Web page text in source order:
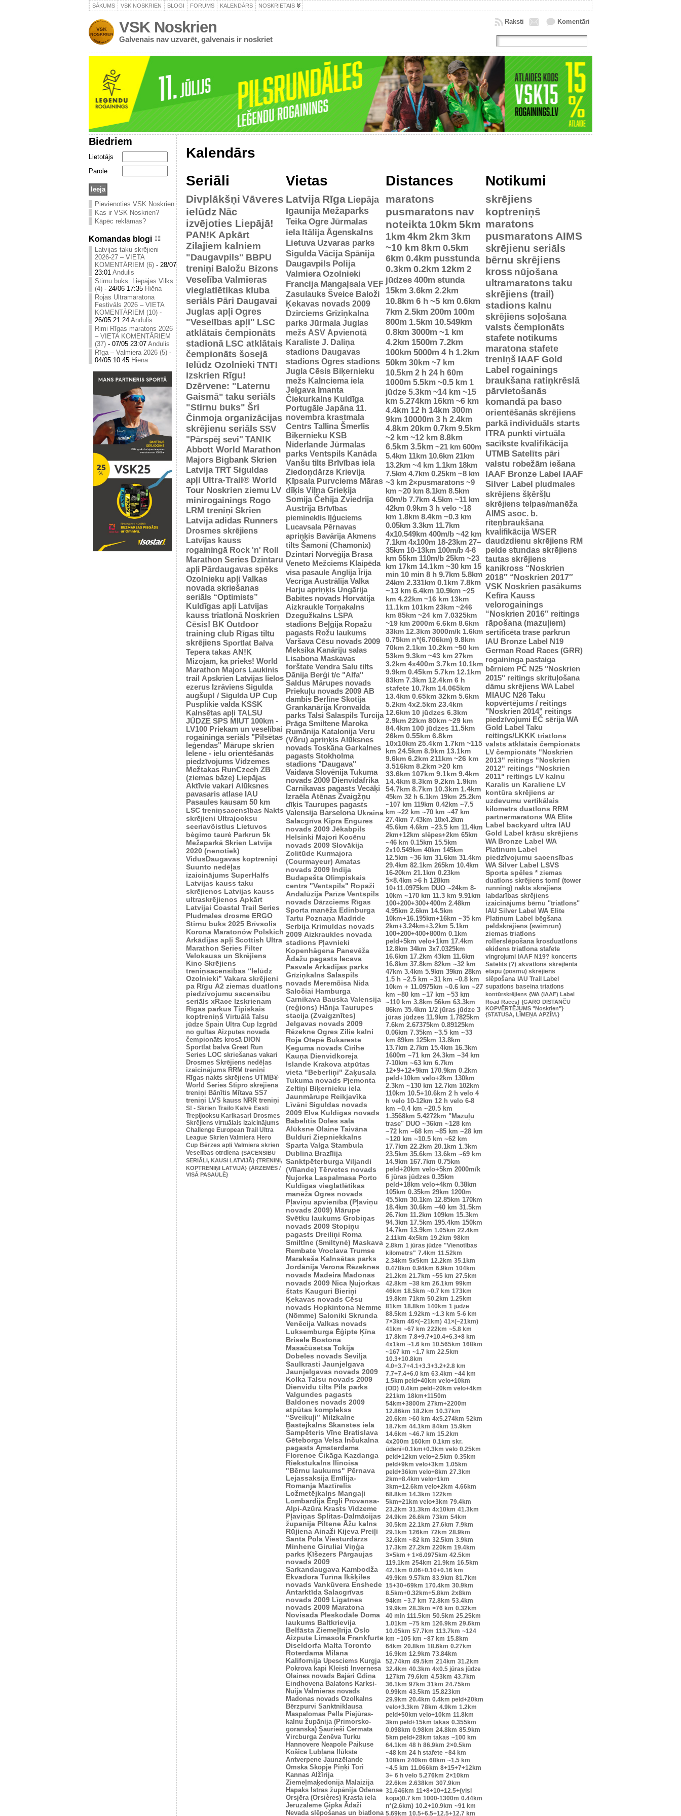
SĀKUMS VSK NOSKRIEN BLOGI FORUMS KALENDĀRS NOSKRIETAIS
VSK Noskrien
Galvenais nav uzvarēt, galvenais ir noskriet
Komentāri
Raksti
Biedriem
Lietotājs
Parole
Pievienoties VSK Noskrien
Kas ir VSK Noskrien?
Kāpēc reklāmas?
Komandas blogi
Latvijas taku skrējieni
2026-27 – VIETA
KOMENTĀRIEM (6) - 28/07
23:01 Andulis
Stirnu buks. Liepājas Vilks.
(4) - 24/06 17:35 Hiēna
Rojas Ultramaratona
Festivāls 2026 – VIETA
KOMENTĀRIEM (10) -
26/05 21:24 Andulis
Rimi Rīgas maratons 2026
– VIETA KOMENTĀRIEM
(37) - 07/05 23:07 Andulis
Rīga – Valmiera 2026 (5) -
04/05 10:45 Hiēna
Kalendārs
Seriāli
Divplākšņi Vāveres
ielūdz Nāc
izvējoties Liepājā!
PAN!K Apkārt
Zilajiem kalniem
"Daugavpils" BBPU
treniņi Baložu Bizons
Veselība Valmieras
vieglatlētikas kluba
seriāls Pāri Daugavai
Juglas apļi Ogres
"Veselības apļi" LSC
atklātais čempionāts
stadionā LSC atklātais
čempionāts šosejā
Ielūdz Ozolnieki TNT!
Izskrien Rīgu!
Dzērvene: "Laternu
Gaismā" taku seriāls
"Stirnu buks" Šri
Činmoja organizācijas
skrējienu seriāls SSV
"Pārspēj sevi" TAN!K
Abbott World Marathon
Majors Bigbank Skrien
Latvija TRT Siguldas
apļi Ultra-Trail® World
Tour Noskrien ziemu LV
minirogainings Rogo
LRM treniņi Skrien
Latvija adidas Runners
Drosmes skrējiens
Latvijas kauss
rogainingā Rock 'n' Roll
Marathon Series Dzintaru
apļi Pārdaugavas spēks
Ozolnieku apļi Valkas
novada skriešanas
seriāls “Optimists”
Kuldīgas apļi Latvijas
kauss triatlonā Noskrien
Cēsis! BK Outdoor
training club Rīgas tiltu
skrējiens Sportlat Balva
Tepera takas AN!K
Mizojam, ka prieks! World
Marathon Majors Laukinis
trail Apskrien Latvijas lielos
ezerus Izrāviens Sigulda
augšup! / Sigulda UP Cup
Pusplikie valda KSSK
Kalnsētas apļi TALSU
JŪDZE SPS MIUT 100km -
LV100 Priekam un veselībai
rogaininga seriāls "Pilsētas
leģendas" Mārupe skrien
Ielene - ielu orientēšanās
piedzīvojums Vidzemes
Mežtakas RunCzech ZB
(ziemas bāze) Liepājas
Aktīvie vakari Alūksnes
pavasaris atlase IAU
Pasaules kausam 50 km
LSC treniņsacensības Nakts
skrējieni Ultrajooksu
seeriavõistlus Lietuvos
bėgimo taurė Parkrun 5k
Mežaparkā Skrien Latvija
2020 (nenotiek)
VidusDaugavas koptreniņi
Suunto nedēļas
izaicinājums SuperHalfs
Latvijas kauss taku
skrējienos Latvijas kauss
ultraskrējienos Apkārt
Latvijai Coastal Trail Series
Pludmales drosme ERGO
Stirnu buks 2025 Brīvsolis
Korona Maratonów Polskich
Arkādijas apļi Scottish Ultra
Marathon Series Filter
Velokauss un Skrējiens
Kino Skrējiens
treniņsacensības “Ielūdz
Ozolnieki” Vakara skrējieni
pa Rīgu A2 ziemas duatlons
piedzīvojumu sacensību
seriāls xRace Izskrienam
Rīgas parkus Tipiskais
koptreniņš Virtuālā Talsu
jūdze Spain Ultra Cup Izgrūd
no gultas Aizputes novada
čempionāts krosā DION
Sportlat balva Great Run
Series LOC skriešanas vakari
Drosmes Skrējiens nedēļas
izaicinājums RRM treniņi
Rīgas nakts skrējiens UTMB®
World Series Stipro skrējiena
treniņi Bānītis Mītava SS7
treniņi LVS kauss NRR treniņi
S! - Skrien Trailo Kalvė Eesti
Trepijooksu Karikasari Drosmes
Skrējiens virtuālais izaicinājums
Challenge European Trail Ultra
League Skrien Valmiera Hero
Cup Bērzes apļi Valmiera skrien
Veselības otrdiena {SACENSĪBU
SERIĀLI, KAUSI LATVIJĀ} {TRENIŅI,
KOPTRENIŅI LATVIJĀ} {ĀRZEMĒS /
VISĀ PASAULĒ}
Vietas
Latvija Rīga Liepāja
Igaunija Mežaparks
Teika Ogre Jūrmalas
iela Itālija Āgenskalns
Lietuva Uzvaras parks
Sigulda Vācija Spānija
Daugavpils Polija
Valmiera Ozolnieki
Francija Mangaļsala VEF
Zasulauks Šveice Baloži
Ķekavas novads 2009
Dzirciems Grīziņkalna
parks Jūrmala Juglas
mežs ASV Apvienotā
Karaliste J. Daliņa
stadions Daugavas
stadions Ogres stadions
Jugla Cēsis Biķernieku
mežs Kalnciema iela
Jelgava Imanta
Čiekurkalns Kuldīga
Portugāle Japāna 11.
novembra krastmala
Centrs Tallina Šmerlis
Biķernieku KSB
Nīderlande Jūrmalas
parks Ventspils Kanāda
Vanšu tilts Brīvības iela
Ziedoņdārzs Krievija
Ķīpsala Purvciems Māras
dīķis Viļņa Grieķija
Somija Čehija Zviedrija
Austrija Brīvības
piemineklis Iļģuciems
Lucavsala Pērnavas
apriņķis Bavārija Akmens
tilts Šamonī (Chamonix)
Dzintari Norvēģija Brasa
Veneto Mežciems Klaipēda
visa pasaule Anglija Īrija
Vecrīga Austrālija Valka
Harju apriņķis Ungārija
Babītes novads Horvātija
Aizkraukle Torņakalns
Dzegužkalns LSPA
stadions Beļģija Ropažu
pagasts Rožu laukums
Varšava Cēsu novads 2009
Meksika Kanāriju salas
Lisabona Maskavas
forštate Vendra Salu tilts
Dānija Berģi t/c "Alfa"
Saldus Mārupes novads
Priekuļu novads 2009 AB
dambis Berlīne Skotija
Grankanārija Kronvalda
parks Talsi Salaspils Turcija
Prāga Smiltene Maroka
Rumānija Katalonija Veru
(Võru) apriņķis Alūksnes
novads Toskāna Garkalnes
pagasts Stokholma
stadions "Daugava"
Vaidava Slovēnija Tukuma
novads 2009 Dienvidāfrika
Carnikavas pagasts Vecāķi
Izraēla Atēnas Zvaigžņu
dīķis Taurupes pagasts
Valensija Barselona Ukraina
Salacgrīva Kipra Engures
novads 2009 Jēkabpils
Helsinki Majori Kocēnu
novads 2009 Slovākija
Zolitūde Kurmajora
(Courmayeur) Amatas
novads 2009 Indija
Budapešta Olimpiskais
centrs "Ventspils" Ropaži
Andalūzija Parīze Ventspils
novads Dārzciems Rīgas
Sporta manēža Edinburga
Tartu Poznaņa Madride
Serbija Krimuldas novads
2009 Aizkraukles novada
stadions Pļavnieki
Kopenhāgena Panevēža
Ādažu pagasts Iecava
Pasvale Arkādijas parks
Grīziņkalns Salaspils
novads Meremõisa Nida
Saločiai Hamburga
Carnikava Bauska Valensija
(reģions) Hānja Taurupes
stacija (Zvaigznītes)
Jelgavas novads 2009
Rēzekne Ogres Zilie kalni
Roja Otepē Bukareste
Ķeguma novads Cīrihe
Kauņa Dienvidkoreja
Islande Krakova atpūtas
vieta "Beberliņi" Zaķusala
Tukuma novads Pjemonta
Zeltiņi Biķernieku iela
Jaunmārupe Reikjavīka
Līvāni Siguldas novads
2009 Elva Kuldīgas novads
Bābelītis Doles sala
Alūksne Olaine Taivāna
Bulduri Ziepniekkalns
Sparta Valga Stambula
Dublina Brazīlija
Sanktpēterburga Viljandi
(Vīlande) Tērvetes novads
Ņujorka Laspalmasa Porto
Kuldīgas vieglatlētikas
manēža Ogres novads
Pļaviņu apvienība (Pļaviņu
novads 2009) Mārupe
Svētku laukums Grobiņas
novads 2009 Stopiņu
pagasts Dreiliņi Roma
Smiltīne (Smiltynė) Maskava
Rembate Vroclava Trumse
Marakeša Kalnsētas parks
Jordānija Verona Rēzeknes
novads Madeira Madonas
novads 2009 Nica Ņujorkas
štats Kauguri Bieriņi
Ķekavas novads Cēsu
novads Hopkintona Nemme
(Nõmme) Saloniki Skrunda
Venēcija Valkas novads
Luksemburga Ēģipte Ķīna
Brisele Bostona
Masačūsetsa Tokija
Dobeles novads Sevilja
Saulkrasti Jaunjelgava
Jaunjelgavas novads 2009
Kolka Talsu novads 2009
Dienvidu tilts Pils parks
Valgundes pagasts
Baldones novads 2009
atpūtas komplekss
“Sveikuļi” Milzkalne
Bastejkalns Skanstes iela
Šampēteris Vīne Bratislava
Gēteborga Velsa Inčukalna
pagasts Amsterdama
Florence Čikāga Kazdanga
Riekstukalns Ilinoisa
"Bērnu laukums" Pērnava
Lejassaksija Emīlija-
Romanja Maztīrelis
Ložmetējkalns Mangaļi
Lombardija Ērgļi Provansa-
Alpi-Azūra Krasts Vidzeme
Pļaviņas Splitas-Dalmācijas
županija Piltene Āžu kalns
Rūjiena Ainaži Kijeva Preiļi
Santa Pola Viesturdārzs
Minhene Giruliai Viņģa
parks Ķīšezers Pārgaujas
novads 2009
Sarkandaugava Kambodža
Ekvadora Turīna Ikšķiles
novads Vankūvera Enshede
Antarktīda Salacgrīvas
novads 2009 Līgatnes
novads 2009 Maratona
Novisada Pleskodāle Doma
laukums Baltkrievija
Belfāsta Ziemeļīrija Oslo
Aizpute Limasola Frankfurte
Diseldorfa Malta Toronto
Roterdama Milāna
Kalifornija Upesciems Kurgja
Pokrova kapi Kleisti Invernesa
Olaines novads Bajāri Gdiņa
Eindhovena Balatons Karksi-
Nuija Valmieras novads
Madonas novads Ozolkalns
Bērzpurvi Sanktniklausa
Maspalomas Pella Piejūras-
kalnu župānija (Primorsko-
goranska) Saurieši Cermata
Vircburga Ženēva Turku
Hannovere Neapole Paikuse
Košice Ļubļana Ilūkste
Antverpene Jaunzēlande
Omska Skopje Piņķi Tori
Kannas Alžīrija
Ziemeļmaķedonija Malaizija
Hapaks Istras župānija Odense
Orsjēra (Orsières) Krasta iela
Jeruzaleme Ģipka Ādaži
Nevada slēpošanas un biatlona
Distances
maratons
pusmaratons nav
noteikta 10km 5km
1km 4km 2km 3km
~10 km 8km 0.5km
6km 0.4km pusstunda
0.3km 0.2km 12km 2
jūdzes 400m stunda
15km 3.6km 2.2km
10.8km 6 h ~5 km 0.6km
7km 2.5km 200m 100m
800m 1.5km 10.549km
0.8km 3000m ~1 km
4.2km 1500m 7.2km
100km 5000m 4 h 1.2km
50km 30km ~7 km
10.5km 2 h 24 h 60m
1000m 5.5km ~0.5 km 1
jūdze 5.3km ~14 km ~15
km 5.274km 16km ~6 km
4.4km 12 h 14km 300m
9km 10000m 3 h 2.4km
4.8km 20km 0.7km 9.5km
~2 km ~12 km 8.8km
6.5km 3.5km ~21 km 600m
5.4km 11km 10.6km 21km
13.2km ~4 km 1.1km 18km
7.5km 4.7km 0.25km ~8 km
~3 km 2×pusmaratons ~9
km ~20 km 8.1km 8.5km
60m/b 7.7km 4.5km ~11 km
42km 0.9km 3 h velo ~18
km 1.8km 8.4km ~0.3 km
0.05km 3.3km 11.7km
4x10.549km 400m/b ~42 km
7.1km 4x100m 18-23km 27–
35km 10-13km 100m/b 4-6
km 55km 110m/b 25km ~23
km 17km 14.1km ~30 km 15
min 10 min 8 h 9.7km 5.8km
24km 2.331km 0.1km 7.8km
~13 km 6.4km 10.9km ~25
km 4.22km ~16 km 13km
11.1km 101km 23km ~246
km 85km ~24 km 7.0325km
~19 km 2000m 6.6km 8.6km
33km 12.3km 3000m/k 1.6km
0.75km n*(6.706km) 9.8km
70km 2.1km 10.2km ~50 km
53km 9.3km ~43 km 27km
3.2km 4x400m 3.7km 10.1km
9.9km 0.45km 5.7km 12.1km
83km 7.3km 12.4km 6 h
stafete 10.7km 14.065km
13.4km 0.65km 32km 5.6km
5.2km 4x2.5km 23.4km
12.6km 10 jūdzes 6.3km
2.9km 22km 80km ~29 km
84.4km 100 jūdzes 11.5km
26km 0.55km 6.8km
10x10km 25.4km 1.7km ~115
km 24.5km 8.9km 13.1km
9.6km 6.2km 211km ~26 km
3.516km 8.2km >20 km
33.6km 107km 9.1km 9.4km
14.4km 8.3km 9.2km 1.9km
54.7km 8.7km 10.3km 1.4km
45km 32 h 6.1km 19km 25.2km
~107 km 119km 0.42km ~7.5
km ~22 km ~70 km ~47 km
27.4km 7.43km 10x4.2km
45.6km 4.6km ~23.5 km 11.4km
2km+12km slēpes+2km 65km
~46 km 0.15km 15.5km
2x10.549km 40km 145km
12.5km ~36 km 31.6km 31.4km
29.4km 82.1km 265km 10.4km
16-20km 21.1km 0.23km
5×8.4km >6 h 128km
10+11.0975km DUO ~24km 8-
10km ~170 km 11.3 km 9.91km
100+200+300+400m 2.48km
4.95km 2.6km 14.5km
10km+16.195km+16km ~35 km
2km+3.24km+3.2km 5.1km
100+200+400+800m 0.1km
peld+5km velo+1km 17.4km
12.8km 34km 3x7.0325km
16.6km 17.2km 43km 11.6km
16.8km 37.8km 82km ~32 km
47km 3.4km 5.9km 39km 28km
1.5 h ~2.5 km ~31 km ~0.8 km
10km + 11.0975km ~0.6 km ~27
km ~80 km ~17 km ~53 km
~110 km 3.8km 56km 63.3km
86km 35.4km 1/2 jūras jūdze 3
jūras jūdzes 11.9km 1.7825km
7.6km 2.67375km 0.89125km
0.06km 7.35km ~3.5 km ~33
km 89km 125km 13.8km
13.7km 2.7km 15.4km 16.3km
1600m ~71 km 24.3km ~34 km
7-10km ~63 km 6.7km
12+9+12+9km 170.9km 0.2km
peld+10km velo+2km 130km
2.3km ~130 km 12.7km 102km
110km 10.5+10.6km 2 h velo 4
h velo 10-12km 12 h velo 6-8
km ~0.4 km ~20.5 km
1.3568km 5.4272km "Mazuļu
trase" DUO ~36km ~128 km
~72 km ~68 km ~85 km ~28 km
~120 km ~10.5 km ~62 km
17.7km 22.2km 20.1km 1.3km
23.5km 35.6km 13.6km ~69 km
14.9km 167.7km 0.75km
peld+20km velo+5km 2000m/k
6 jūras jūdzes 0.35km
peld+18km velo+4km 0.38km
105km 0.35km 29km 1200m
45.5km 30.1km 12.85km 170km
18.4km 30.6km ~40 km 31.5km
26.7km 11.2km 109km 15.3km
94.3km 17.5km 195.4km 150km
14.7km 13.9km 1.05km 22.4km
2.11km 4x5km 19.2km 98km
2.8km 1 jūras jūdze "Vienotības
kilometrs" 7.4km 11.52km
2.34km 5x5km 12.2km 35.1km
0.478km 0.94km 6.9km 104km
21.2km 21.7km ~55 km 27.5km
42.8km ~38 km 26.1km 99km
46km 18.5km ~0.7 km 173km
19.8km 71km 50.2km 1.25km
81km 18.8km 140km 1 jūdze
88.5km 1.92km ~1.3 km 5-6 km
7×3km 46×(~21km) 41×(~21km)
41km ~67 km 222km ~5.8 km
17.8km 7.8+9.7+10.4+6.3+8 km
4x1km ~1.6 km 10.565km 168km
~167 km ~1.7 km 22.5km
10.3+10.8km
4.0+3.7+4.1+3.3+3.2+2.8 km
7.7+7.4+6.0 km 63.4km ~44 km
1.5km peld+40km velo+10km
(OD) 0.4km peld+20km velo+4km
221km 18km+1150m
54km+3800m 27km+2200m
12.86km 18.2km 10.37km
20.6km >60 km 4x5.274km 52km
18.7km 44.1km 84km 15.9km
14.6km ~46.7 km 15.2km
4x200m 160km 0.1km skr.
ūdenī+0.1km+0.3km velo 0.25km
peld+12km velo+2.5km 0.35km
peld+9km velo+3km 1.05km
peld+36km velo+8km 27.3km
2km+8.4km velo+1km
3km+12.6km velo+2km 4.66km
68.8km 14.3km 122km
5km+21km velo+3km 79.4km
23.2km 31.3km 4x10km 41.3km
24.9km 26.6km 73km 54km
30.5km 22.1km 27.6km 7.9km
29.1km 126km 72km 28.9km
32.6km ~82 km 32.5km 3.9km
17.3km 27.2km 220km 19.4km
3×5km + 1×6.0975km 42.5km
119.1km 254km 21.9km 16.5km
42.1km 0.06+0.10+0.16 km
49.9km 9.57km 83.9km 81.7km
15+30+69km 170.4km 30.9km
8.5km+0.32km+5.8km 2x8km
94km ~3.7 km 72.8km 53.4km
19.9km 28.3km >76 km 0.32km
40 min 111.5km 50.5km 25.25km
1.01km ~75 km 126.9km 29.6km
10.05km 57.7km 113.7km ~124
km ~105 km ~87 km 15.8km
64km 20.8km 18.6km 0.27km
16.9km 12.9km 73.84km
52.74km 49.5km 214km 31.2km
32.4km 40.3km 4x0.5 jūras jūdze
127km 79.6km 4.53km 43.7km
36.1km 97km 31km 24.75km
0.99km 43.5km 15.823km
29.9km 20.4km 0.4km peld+20km
velo+3.3km 78km 4.9km 1.2km
peld+50km velo+10km 11.8km
3km peld+15km takas 0.355km
0.098km 0.98km 24.8km 85.9km
5km peld+28km takas ~100 km
64.1km 48 h 86.9km 2×0.5km
~48 km 24 h stafete ~84 km
108km 240km 68km ~1.5 km
~4.5 km 11.066km 8+15+7+12km
3+ 6 h velo 5.276km 2×10km
22.6km 2.638km 307.9km
31.646km 11+8+10+12.5+(visi
kopā)0.7 km 1000-1300m 0.44km
n*(2.6km) 10.2+10.9km ~91 km
5.69km 10.5+6.5+12.5+12.7 km
Notikumi
skrējiens
koptreniņš
maratons
pusmaratons AIMS
skrējienu seriāls
bērnu skrējiens
kross nūjošana
ultramaratons taku
skrējiens (trail)
stadions kalnu
skrējiens soļošana
valsts čempionāts
stafete notikums
maratona stafete
treniņš IAAF Gold
Label rogainings
braukšana ratiņkrēslā
pārvietošanās
komandā pa baso
orientēšanās skrējiens
parkā individuāls starts
ITRA punkti virtuāla
sacīkste kvalifikācija
UTMB Satelīts pāri
valstu robežām iešana
IAAF Bronze Label IAAF
Silver Label pludmales
skrējiens šķēršļu
skrējiens telpas/manēža
AIMS asoc. b.
riteņbraukšana
kvalifikācija WSER
daudzdienu skrējiens RM
pelde stundas skrējiens
tautas skrējiens
kanikross “Noskrien
2018″ “Noskrien 2017″
VSK Noskrien pasākums
Kefīra Kauss
velorogainings
“Noskrien 2016″ reitings
rāpošana (mazuļiem)
sertificēta trase parkrun
IAU Bronze Label N19
German Road Races (GRR)
rogaininga pastaiga
bērniem PČ N25 "Noskrien
2015" reitings skrituļošana
dāmu skrējiens WA Label
MIAUC N26 Taku
kopvērtējums / reitings
"Noskrien 2014" reitings
piedzīvojumi EČ sērija WA
Gold Label Taku
reitings/LKKK triatlons
valsts atklātais čempionāts
LV čempionāts "Noskrien
2013" reitings "Noskrien
2012" reitings "Noskrien
2011" reitings LV kalnu
Karalis un Karaliene LV
kontūra skrējiens ar
uzdevumu vertikālais
kilometrs duatlons RRM
partnermaratons WA Elite
Label backyard ultra IAU
Gold Label krāsu skrējiens
WA Bronze Label WA
Platinum Label
piedzīvojumu sacensības
WA Silver Label LSVS
Sporta spēles * ziemas
duatlons skrējiens tornī (tower
running) nakts skrējiens
labdarības skrējiens
izaicinājums bērnu "triatlons"
IAU Silver Label WA Elite
Platinum Label bēgšana
peldskrējiens (swimrun)
ziemas triatlons
rollerslēpošana krosduatlons
ekidens triatlona stafete
vingrojumi IAAF N19? koncerts
Satelīts (?) akvatlons skrejlenta
etapu (posmu) skrējiens
slēpošana
IAU Trail Label
supatlons baseina triatlons
kontūrskrējiens {WA (IAAF) Label
Road Races} {GARO DISTANČU
KOPVĒRTĒJUMS "Noskrien"}
{STATUSA, LĪMEŅA APZĪM.}